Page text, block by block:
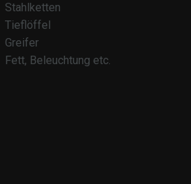
Stahlketten
Tieflöffel
Greifer
Fett, Beleuchtung etc.